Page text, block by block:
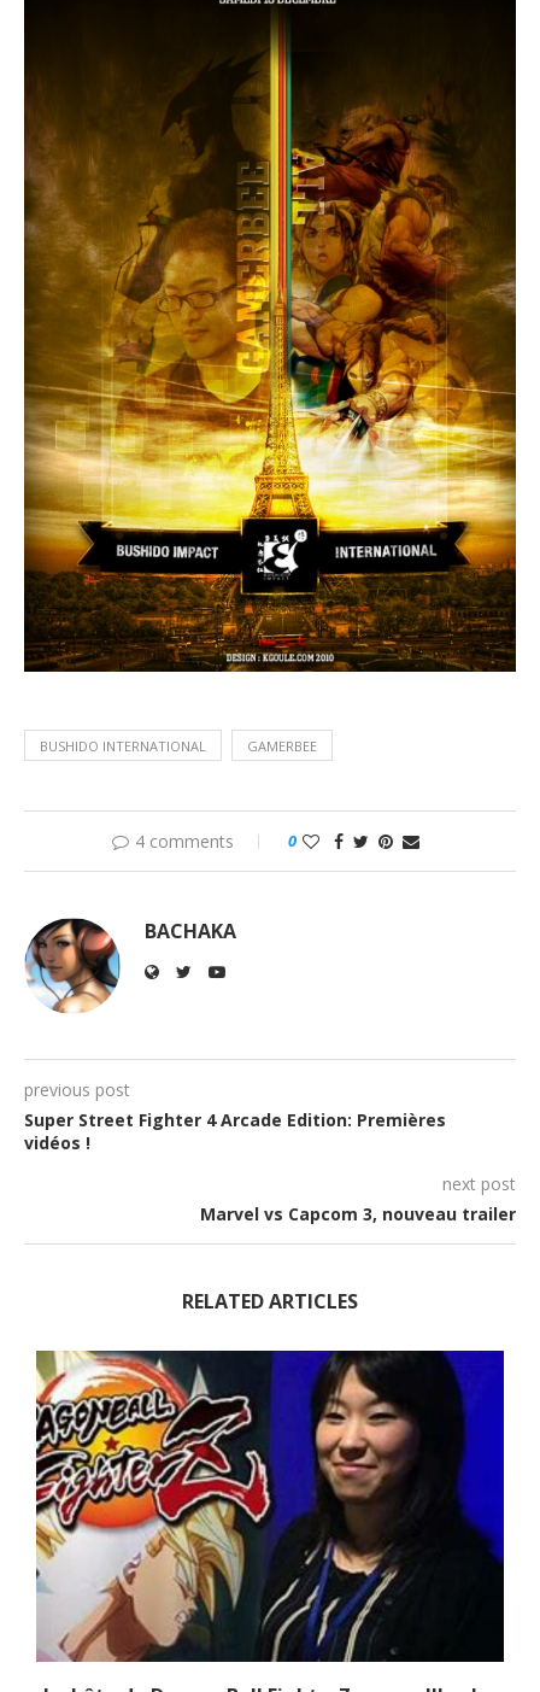
BUSHIDO INTERNATIONAL GAMERBEE
4 comments 0
BACHAKA
previous post
Super Street Fighter 4 Arcade Edition: Premières
vidéos !
next post
Marvel vs Capcom 3, nouveau trailer
RELATED ARTICLES